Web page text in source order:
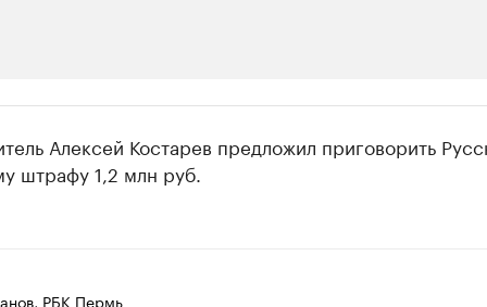
производители и продавцы медийной
Алексей Костарев предложил приговорить
штрафу 1,2 млн руб.
РБК Пермь